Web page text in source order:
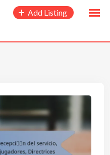
Add Listing